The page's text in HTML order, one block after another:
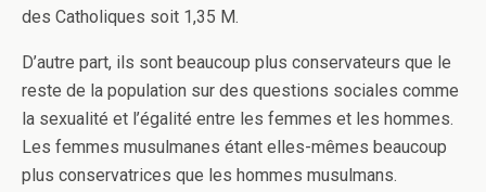
des Catholiques soit 1,35 M.
D’autre part, ils sont beaucoup plus conservateurs que le
reste de la population sur des questions sociales comme
la sexualité et l’égalité entre les femmes et les hommes.
Les femmes musulmanes étant elles-mêmes beaucoup
plus conservatrices que les hommes musulmans.